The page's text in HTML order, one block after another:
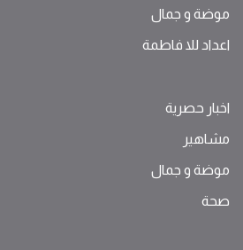
موضة ‫و‬ ‫‬‫جمال‬
اعداد للا فاطمة
اخبار حصرية
مشاهير
موضة ‫و‬ ‫‬‫جمال‬
صحة